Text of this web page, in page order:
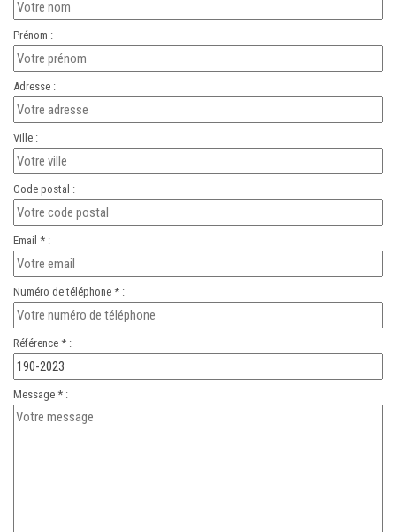
Prénom :
Adresse :
Ville :
Code postal :
Email * :
Numéro de téléphone * :
Référence * :
Message * :